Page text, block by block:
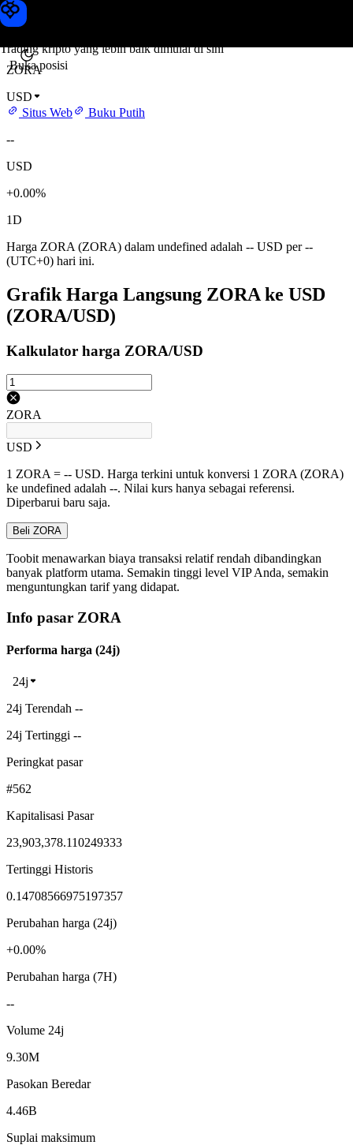
Trading kripto yang lebih baik dimulai di sini
Buka posisi
Harga ZORA
ZORA
USD
Situs Web
Buku Putih
--
USD
+0.00%
1D
Harga ZORA (ZORA) dalam undefined adalah -- USD per --
(UTC+0) hari ini.
Grafik Harga Langsung ZORA ke USD
(ZORA/USD)
Kalkulator harga ZORA/USD
ZORA
USD
1 ZORA = -- USD. Harga terkini untuk konversi 1 ZORA (ZORA)
ke undefined adalah --. Nilai kurs hanya sebagai referensi.
Diperbarui baru saja.
Beli ZORA
Toobit menawarkan biaya transaksi relatif rendah dibandingkan
banyak platform utama. Semakin tinggi level VIP Anda, semakin
menguntungkan tarif yang didapat.
Info pasar ZORA
Performa harga (24j)
24j
24j Terendah --
24j Tertinggi --
Peringkat pasar
#562
Kapitalisasi Pasar
23,903,378.110249333
Tertinggi Historis
0.14708566975197357
Perubahan harga (24j)
+0.00%
Perubahan harga (7H)
--
Volume 24j
9.30M
Pasokan Beredar
4.46B
Suplai maksimum